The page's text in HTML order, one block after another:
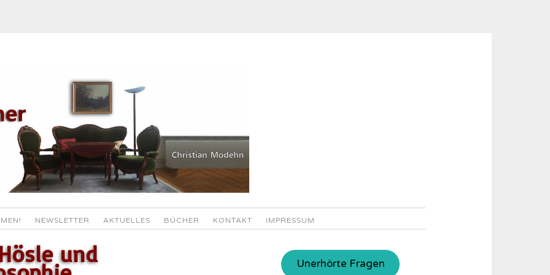
NEWSLETTER AKTUELLES BÜCHER KONTAKT IMPRESSUM
und Unerhörte Fragen